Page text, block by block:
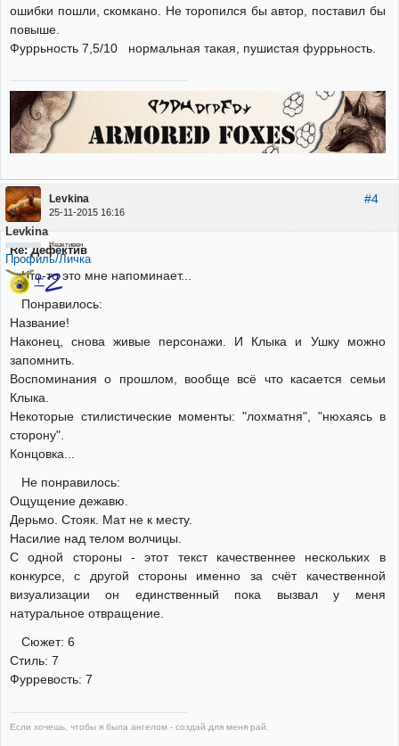
ошибки пошли, скомкано. Не торопился бы автор, поставил бы
повыше.
Фуррьность 7,5/10 нормальная такая, пушистая фуррьность.
#4
Levkina
25-11-2015 16:16
Levkina
Неактивен
Профиль/Личка
Re: Дефектив
Что-то это мне напоминает...
Понравилось:
Название!
Наконец, снова живые персонажи. И Клыка и Ушку можно
запомнить.
Воспоминания о прошлом, вообще всё что касается семьи
Клыка.
Некоторые стилистические моменты: "лохматня", "нюхаясь в
сторону".
Концовка...
Не понравилось:
Ощущение дежавю.
Дерьмо. Стояк. Мат не к месту.
Насилие над телом волчицы.
С одной стороны - этот текст качественнее нескольких в
конкурсе, с другой стороны именно за счёт качественной
визуализации он единственный пока вызвал у меня
натуральное отвращение.
Сюжет: 6
Стиль: 7
Фурревость: 7
Если хочешь, чтобы я была ангелом - создай для меня рай.